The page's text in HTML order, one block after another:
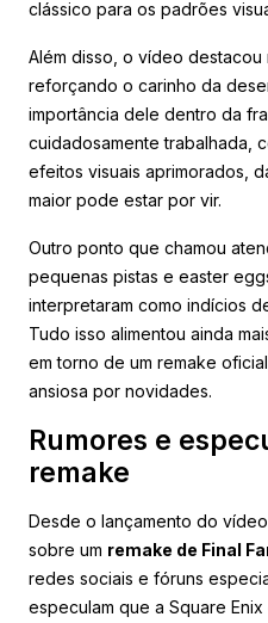
clássico para os padrões
Além disso, o vídeo destacou
reforçando o carinho da
importância dele dentro da
cuidadosamente trabalhada,
efeitos visuais aprimorados,
maior pode estar por vir.
Outro ponto que chamou
pequenas pistas e easter
interpretaram como indícios
Tudo isso alimentou ainda
em torno de um remake
ansiosa por novidades.
Rumores e
remake
Desde o lançamento do
sobre um remake de Final
redes sociais e fóruns
especulam que a Square